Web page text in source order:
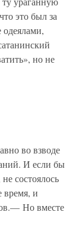
это был за
одеялами,
но не
во взводе
И если бы
состоялось
время, и
Но вместе